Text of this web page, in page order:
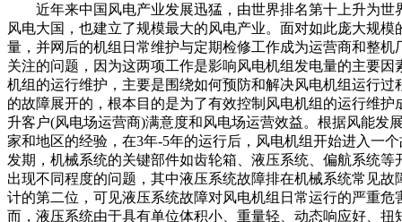
近年来中国风电产业发展迅猛，由世界排名第十上升为世
风电大国，也建立了规模最大的风电产业。面对如此庞大规模
量，并网后的机组日常维护与定期检修工作成为运营商和整机
关注的问题，因为这两项工作是影响风电机组发电量的主要因
机组的运行维护，主要是围绕如何预防和解决风电机组运行过
的故障展开的，根本目的是为了有效控制风电机组的运行维护
升客户(风电场运营商)满意度和风电场运营效益。根据风能发
家和地区的经验，在3年-5年的运行后，风电机组开始进入一
发期，机械系统的关键部件如齿轮箱、液压系统、偏航系统等
出现不同程度的问题，其中液压系统故障排在机械系统常见故
计的第二位，可见液压系统故障对风电机组日常运行的严重危
而，液压系统由于具有单位体积小、重量轻、动态响应好、扭